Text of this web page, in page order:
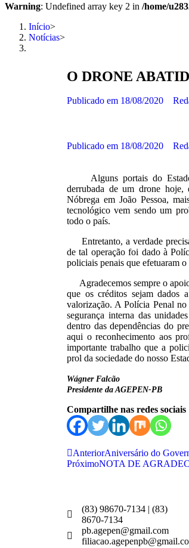
Warning: Undefined array key 2 in /home/
Início>
Notícias>
O DRONE
Publicado em 18/08/2020
Publicado em 18/08/2020
Alguns portais do Estado
derrubada de um drone
Nóbrega em João Pessoa,
tecnológico vem sendo um
todo o país.
Entretanto, a verdade
de tal operação foi dado à
policiais penais que efetuaram o
Agradecemos sempre o
que os créditos sejam dados
valorização. A Polícia Penal no
segurança interna das
dentro das dependências do
aqui o reconhecimento aos
importante trabalho que a
prol da sociedade do nosso
Wágner Falcão
Presidente da AGEPEN-PB
Compartilhe nas redes sociais
AnteriorAniversário do
PróximoNOTA DE
(83) 98670-7134 | (83)
8670-7134
pb.agepen@gmail.com